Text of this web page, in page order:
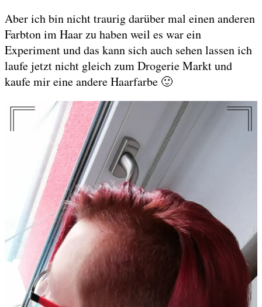
Aber ich bin nicht traurig darüber mal einen anderen
Farbton im Haar zu haben weil es war ein
Experiment und das kann sich auch sehen lassen ich
laufe jetzt nicht gleich zum Drogerie Markt und
kaufe mir eine andere Haarfarbe 🙂